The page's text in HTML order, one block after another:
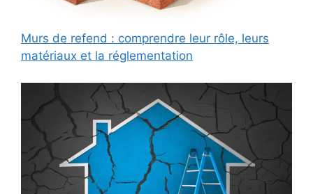
Murs de refend : comprendre leur rôle, leurs
matériaux et la réglementation